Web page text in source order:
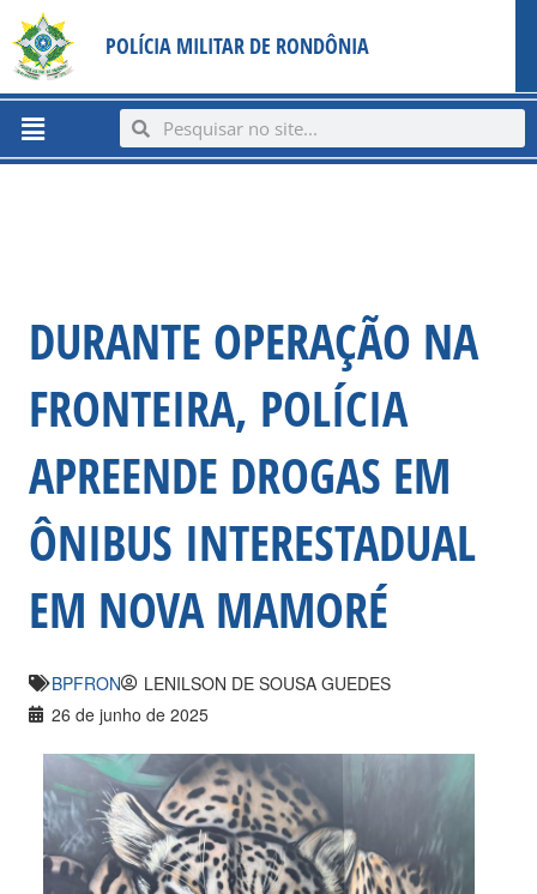
content
para
conteúdo
POLÍCIA MILITAR DE RONDÔNIA
Menu SearchSearch
DURANTE OPERAÇÃO NA
FRONTEIRA, POLÍCIA
APREENDE DROGAS EM
ÔNIBUS INTERESTADUAL
EM NOVA MAMORÉ
BPFRON
LENILSON DE SOUSA GUEDES
26 de junho de 2025